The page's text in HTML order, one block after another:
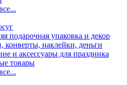
подарочная упаковка и декор
конверты, наклейки, деньги
и аксессуары для праздника
товары